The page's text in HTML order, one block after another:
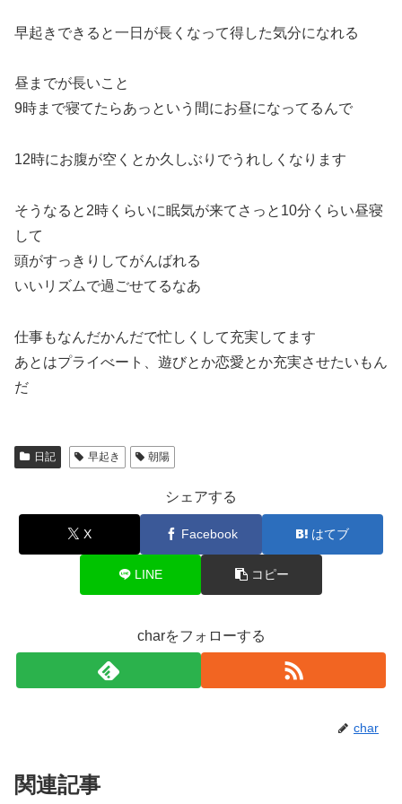
早起きできると一日が長くなって得した気分になれる
昼までが長いこと
9時まで寝てたらあっという間にお昼になってるんで
12時にお腹が空くとか久しぶりでうれしくなります
そうなると2時くらいに眠気が来てさっと10分くらい昼寝
して
頭がすっきりしてがんばれる
いいリズムで過ごせてるなあ
仕事もなんだかんだで忙しくして充実してます
あとはプライべート、遊びとか恋愛とか充実させたいもん
だ
日記 早起き 朝陽
シェアする
X Facebook はてブ
LINE コピー
charをフォローする
char
関連記事